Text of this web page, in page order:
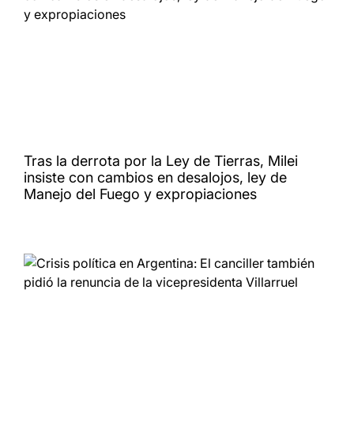
Tras la derrota por la Ley de Tierras, Milei
insiste con cambios en desalojos, ley de
Manejo del Fuego y expropiaciones